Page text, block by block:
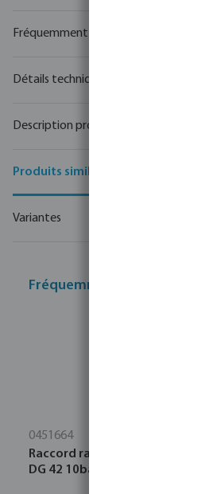
0451664
Raccord rapide acier galvanisé